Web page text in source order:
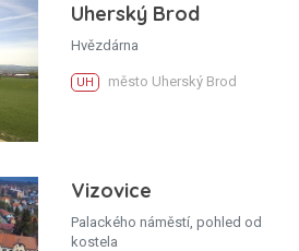
Uherský Brod
Hvězdárna
UH město Uherský Brod
Vizovice
Palackého náměstí, pohled od
kostela